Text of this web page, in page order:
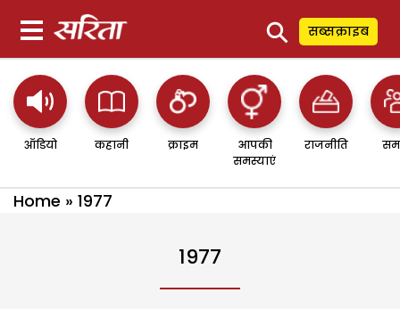
⚲ सब्सक्राइब
ऑडियो कहानी क्राइम
आपकी
समस्याएं
राजनीति
Home » 1977
1977